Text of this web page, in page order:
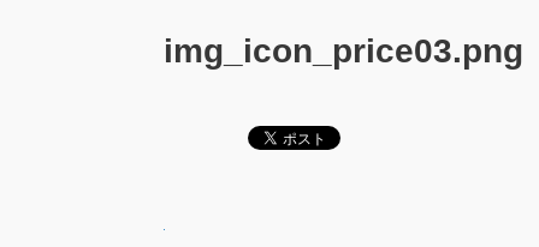
img_icon_price03.png